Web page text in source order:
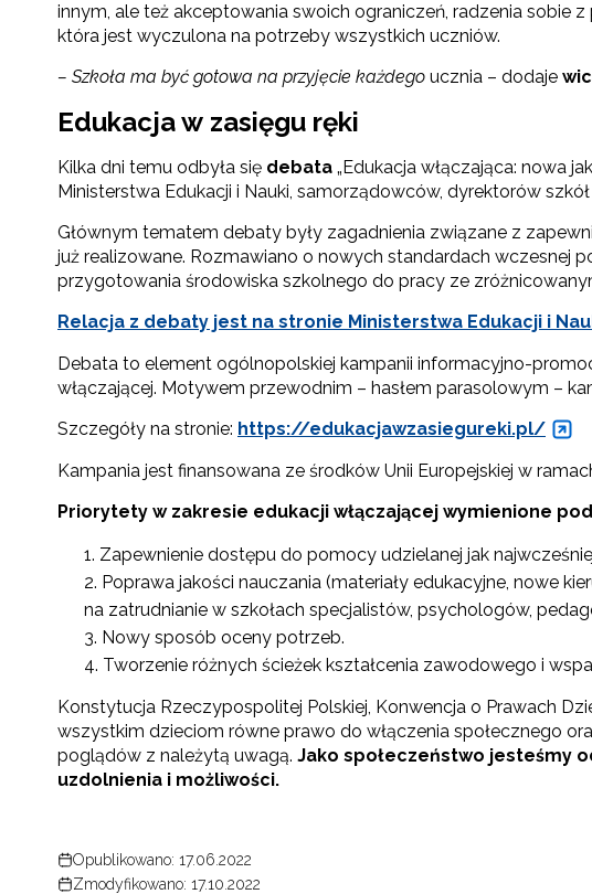
innym, ale też akceptowania swoich ograniczeń, radzenia sobie
która jest wyczulona na potrzeby wszystkich uczniów.
– Szkoła ma być gotowa na przyjęcie każdego ucznia – dodaje
Edukacja w zasięgu ręki
Kilka dni temu odbyła się debata „Edukacja włączająca: nowa
Ministerstwa Edukacji i Nauki, samorządowców, dyrektorów
Głównym tematem debaty były zagadnienia związane z
już realizowane. Rozmawiano o nowych standardach wczesnej
przygotowania środowiska szkolnego do pracy ze
Relacja z debaty jest na stronie Ministerstwa Edukacji i
Debata to element ogólnopolskiej kampanii informacyjno-
włączającej. Motywem przewodnim – hasłem parasolowym –
Szczegóły na stronie: https://edukacjawzasiegureki.pl/
Kampania jest finansowana ze środków Unii Europejskiej w
Priorytety w zakresie edukacji włączającej wymienione
Zapewnienie dostępu do pomocy udzielanej jak
Poprawa jakości nauczania (materiały edukacyjne, nowe
na zatrudnianie w szkołach specjalistów, psychologów,
Nowy sposób oceny potrzeb.
Tworzenie różnych ścieżek kształcenia zawodowego i
Konstytucja Rzeczypospolitej Polskiej, Konwencja o Prawach
wszystkim dzieciom równe prawo do włączenia społecznego
poglądów z należytą uwagą. Jako społeczeństwo jesteśmy
uzdolnienia i możliwości.
Opublikowano: 17.06.2022
Zmodyfikowano: 17.10.2022
Zapisz się i
o szkoleniach i
Adres e-mail:
Wyrażam
celach
Zapisuję